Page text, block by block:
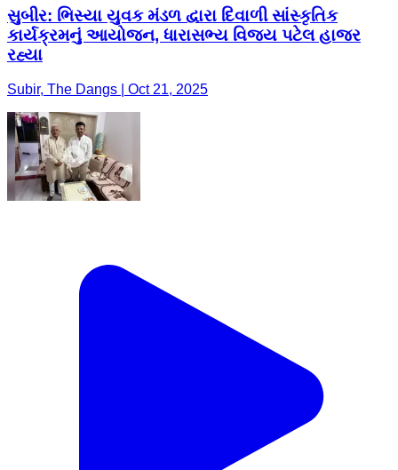
સુબીર: ભિસ્યા યુવક મંડળ દ્વારા દિવાળી સાંસ્કૃતિક
કાર્યક્રમનું આયોજન, ધારાસભ્ય વિજય પટેલ હાજર
રહ્યા
Subir, The Dangs | Oct 21, 2025